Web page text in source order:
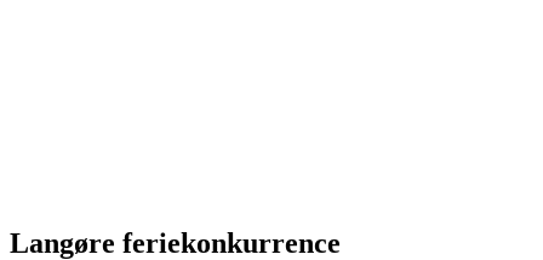
Langøre feriekonkurrence